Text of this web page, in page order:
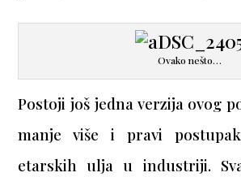
Ovako nešto…
Postoji još jedna verzija ovog
manje više i pravi
etarskih ulja u industriji.